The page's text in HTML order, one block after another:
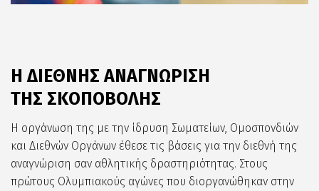
Η ΔΙΕΘΝΗΣ ΑΝΑΓΝΩΡΙΣΗ
ΤΗΣ ΣΚΟΠΟΒΟΛΗΣ
Η οργάνωση της με την ίδρυση Σωματείων, Ομοσπονδιών
και Διεθνών Οργάνων έθεσε τις βάσεις για την διεθνή της
αναγνώριση σαν αθλητικής δραστηριότητας. Στους
πρώτους Ολυμπιακούς αγώνες που διοργανώθηκαν στην